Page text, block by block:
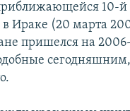
10-й
Ираке (20 марта
пришелся на